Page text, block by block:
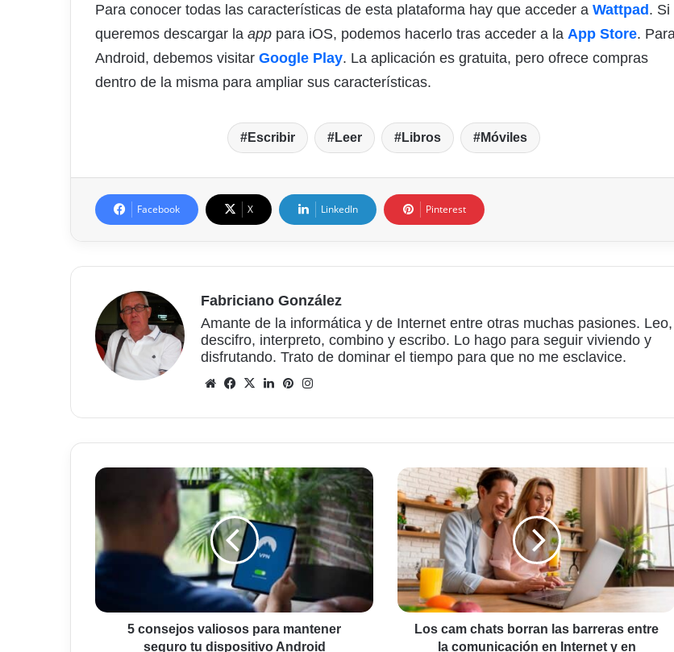
Para conocer todas las características de esta plataforma hay que acceder a Wattpad. Si
queremos descargar la app para iOS, podemos hacerlo tras acceder a la App Store. Para
Android, debemos visitar Google Play. La aplicación es gratuita, pero ofrece compras
dentro de la misma para ampliar sus características.
Escribir Leer Libros Móviles
Facebook X LinkedIn Pinterest
Fabriciano González
Amante de la informática y de Internet entre otras muchas pasiones. Leo,
descifro, interpreto, combino y escribo. Lo hago para seguir viviendo y
disfrutando. Trato de dominar el tiempo para que no me esclavice.
Sitio
Facebook
X LinkedInPinterest
5
valiosos
para
mantener
seguro
tu
Android
5 consejos valiosos para mantener
seguro tu dispositivo Android
Los
cam
chats
borran
las
barreras
entre
la
comunicación
Internet
Los cam chats borran las barreras entre
la comunicación en Internet y en